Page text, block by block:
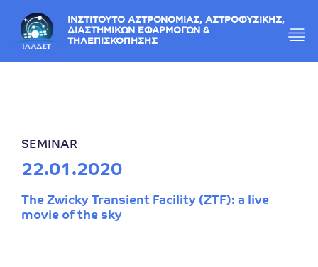
ΙΝΣΤΙΤΟΥΤΟ ΑΣΤΡΟΝΟΜΙΑΣ, ΑΣΤΡΟΦΥΣΙΚΗΣ,
ΔΙΑΣΤΗΜΙΚΩΝ ΕΦΑΡΜΟΓΩΝ &
ΤΗΛΕΠΙΣΚΟΠΗΣΗΣ
SEMINAR
22.01.2020
The Zwicky Transient Facility (ZTF): a live
movie of the sky